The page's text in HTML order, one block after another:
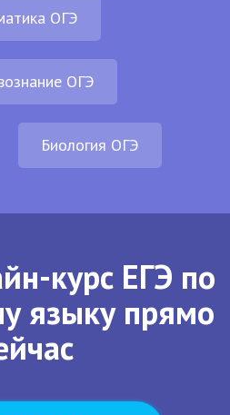
ОГЭ
ОГЭ
Биология ОГЭ
курс ЕГЭ по
языку прямо